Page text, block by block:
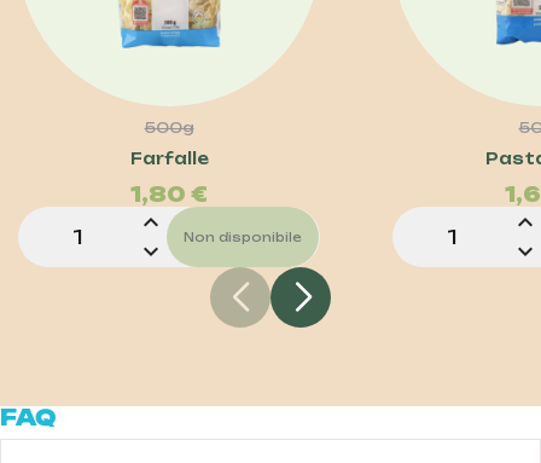
500g
Farfalle
Prezzo
1,80 €
expand_less
expand_more
Non disponibile
expand_less
expand_more
FAQ